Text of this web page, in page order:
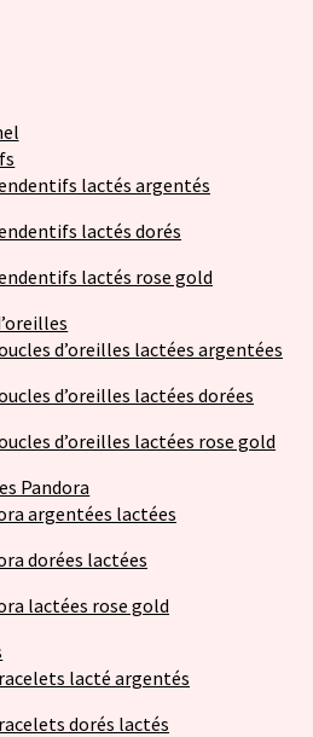
lactés argentés
lactés dorés
lactés rose gold
d’oreilles lactées argentées
d’oreilles lactées dorées
d’oreilles lactées rose gold
Pandora
argentées lactées
dorées lactées
lactées rose gold
lacté argentés
dorés lactés